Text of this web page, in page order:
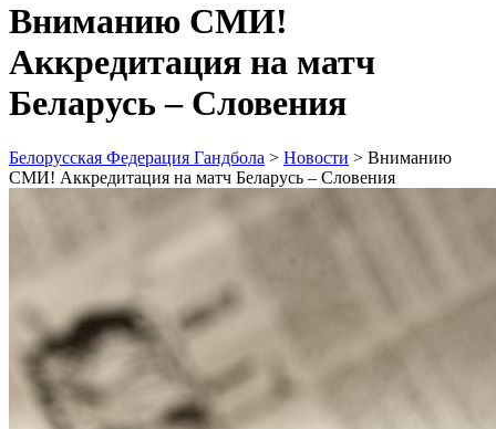
Вниманию СМИ!
Аккредитация на матч
Беларусь – Словения
Белорусская Федерация Гандбола > Новости > Вниманию
СМИ! Аккредитация на матч Беларусь – Словения